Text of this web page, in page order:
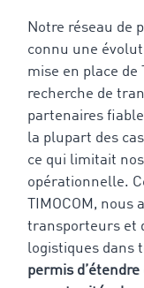
Notre réseau de
connu une
mise en place de
recherche de
partenaires
la plupart des
ce qui limitait
opérationnelle.
TIMOCOM,
transporteurs et
logistiques dans
permis